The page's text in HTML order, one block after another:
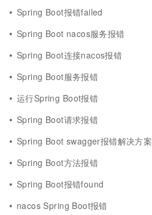
Spring Boot报错failed
Spring Boot nacos服务报错
Spring Boot连接nacos报错
Spring Boot服务报错
运行Spring Boot报错
Spring Boot请求报错
Spring Boot swagger报错解决方案
Spring Boot方法报错
Spring Boot报错found
nacos Spring Boot报错